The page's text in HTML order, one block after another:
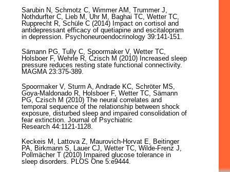
Sarubin N, Schmotz C, Wimmer AM, Trummer J,
Nothdurfter C, Lieb M, Uhr M, Baghai TC, Wetter TC,
Rupprecht R, Schüle C (2014) Impact on cortisol and
antidepressant efficacy of quetiapine and escitalopram
in depression. Psychoneuroendocrinology 39:141-151.
Sämann PG, Tully C, Spoormaker V, Wetter TC,
Holsboer F, Wehrle R, Czisch M (2010) Increased sleep
pressure reduces resting state functional connectivity.
MAGMA 23:375-389.
Spoormaker V, Sturm A, Andrade KC, Schröter MS,
Goya-Maldonado R, Holsboer F, Wetter TC, Sämann
PG, Czisch M (2010) The neural correlates and
temporal sequence of the relationship between shock
exposure, disturbed sleep and impaired consolidation of
fear extinction. Journal of Psychiatric
Research 44:1121-1128.
Keckeis M, Lattova Z, Maurovich-Horvat E, Beitinger
PA, Birkmann S, Lauer CJ, Wetter TC, Wilde-Frenz J,
Pollmächer T (2010) Impaired glucose tolerance in
sleep disorders. PLOS One 5:e9444.